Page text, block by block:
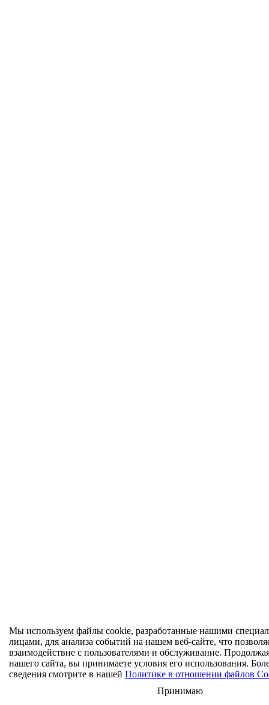
Мы используем файлы cookie, разработанные нашими
лицами, для анализа событий на нашем веб-сайте, что
взаимодействие с пользователями и обслуживание.
нашего сайта, вы принимаете условия его использования.
сведения смотрите в нашей Политике в отношении файлов
Принимаю